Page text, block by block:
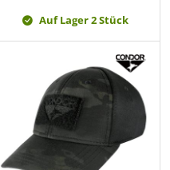
Auf Lager 2 Stück